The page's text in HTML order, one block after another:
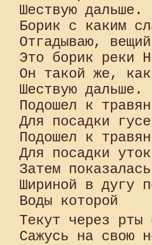
Шествую дальше.
Борик с каким
Отгадываю,
Это борик реки
Он такой же,
Шествую дальше.
Подошел к
Для посадки
Подошел к
Для посадки
Затем
Шириной в дугу
Воды которой
Текут через рты
Сажусь на свою